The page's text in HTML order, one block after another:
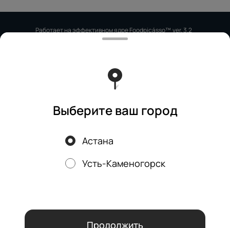
аналитических сервисов согласно нашейполитике
конфиденциальности
Работает на эффективном ядреFoodpicássover. 3.2
Политика конфиденциальности
Публичная оферта
Акции, скидки, кэшбэк − в нашем приложении!
Выберите ваш город
Астана
Усть-Каменогорск